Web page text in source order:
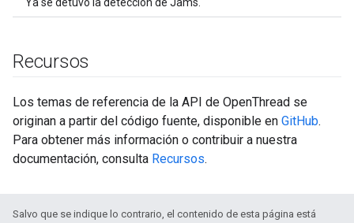
Recursos
Los temas de referencia de la API de OpenThread se
originan a partir del código fuente, disponible en GitHub.
Para obtener más información o contribuir a nuestra
documentación, consulta Recursos.
Salvo que se indique lo contrario, el contenido de esta página está